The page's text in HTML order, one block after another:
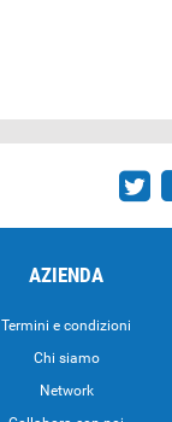
AZIENDA
Termini e condizioni
Chi siamo
Network